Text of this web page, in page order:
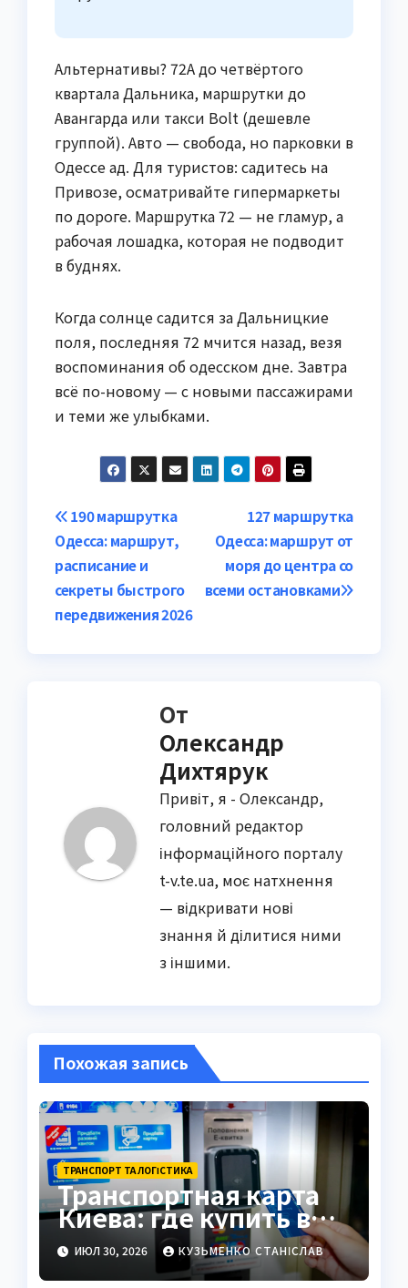
Альтернативы? 72А до четвёртого
квартала Дальника, маршрутки до
Авангарда или такси Bolt (дешевле
группой). Авто — свобода, но парковки в
Одессе ад. Для туристов: садитесь на
Привозе, осматривайте гипермаркеты
по дороге. Маршрутка 72 — не гламур, а
рабочая лошадка, которая не подводит
в буднях.
Когда солнце садится за Дальницкие
поля, последняя 72 мчится назад, везя
воспоминания об одесском дне. Завтра
всё по-новому — с новыми пассажирами
и теми же улыбками.
Навигация
по
записям
127 маршрутка
Одесса: маршрут от
моря до центра со
всеми остановками
190 маршрутка
Одесса: маршрут,
расписание и
секреты быстрого
передвижения 2026
От
Олександр
Дихтярук
Привіт, я - Олександр,
головний редактор
інформаційного порталу
t-v.te.ua, моє натхнення
— відкривати нові
знання й ділитися ними
з іншими.
Похожая запись
ТРАНСПОРТ ТА ЛОГІСТИКА
Транспортная карта
Киева: где купить в
2026 году
ИЮЛ 30, 2026 КУЗЬМЕНКО СТАНІСЛАВ